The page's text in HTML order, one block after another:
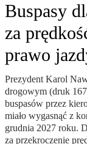
Buspasy
za
prawo
Prezydent Karol
drogowym (druk
buspasów przez
miało wygasnąć z
grudnia 2027 roku.
za przekroczenie